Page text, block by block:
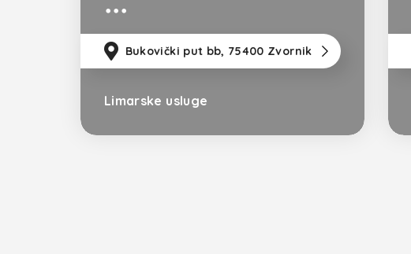
Bukovički put bb, 75400 Zvornik
Limarske usluge